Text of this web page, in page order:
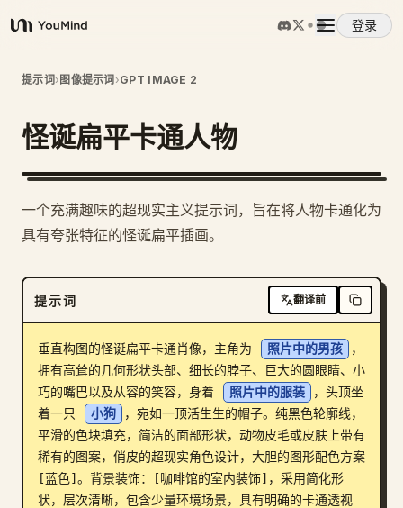
YouMind
登录
概览
使用案例
定价
下载
博客
更新
提示词› 图像提示词 ›GPT IMAGE 2
怪诞扁平卡通人物
一个充满趣味的超现实主义提示词，旨在将人物卡通化为
具有夸张特征的怪诞扁平插画。
提示词 翻译前
垂直构图的怪诞扁平卡通肖像，主角为 照片中的男孩
，
拥有高耸的几何形状头部、细长的脖子、巨大的圆眼睛、小
巧的嘴巴以及从容的笑容，身着
照片中的服装
，头顶坐
着一只
小狗
，宛如一顶活生生的帽子。纯黑色轮廓线，
平滑的色块填充，简洁的面部形状，动物皮毛或皮肤上带有
稀有的图案，俏皮的超现实角色设计，大胆的图形配色方案
[蓝色]。背景装饰：[咖啡馆的室内装饰]，采用简化形
状，层次清晰，包含少量环境场景，具有明确的卡通透视